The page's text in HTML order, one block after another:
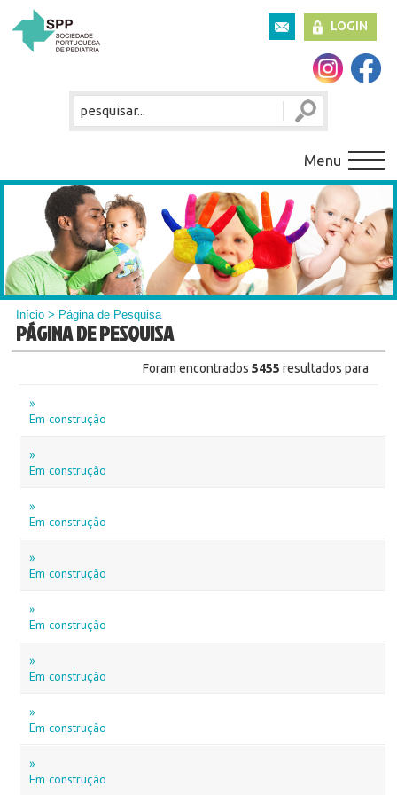
LOGIN
Menu
Início > Página de Pesquisa
PÁGINA DE PESQUISA
Foram encontrados 5455resultados para
»
Em construção
»
Em construção
»
Em construção
»
Em construção
»
Em construção
»
Em construção
»
Em construção
»
Em construção